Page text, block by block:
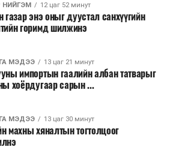
тогтов.
салбарт сонгон шалгаруулалт
18 хэм дулаан
төсөл хэрэгжиж, авто замын
дагуух автомашинуудын
жилд 446 тэрбум төгрөгт хүрэх
техник, эдийн засгийн
иргэдийн зорчих хугацаа
үүдэлтэй эдийн засгийн
аюулгүй, найдвартай,
нийтийн тээврийн шинэ
НИЙГЭМ 12 цаг 52 минут
газар энэ оныг дуустал санхүүгийн
горимд шилжинэ
МЭДЭЭ 13 цаг 21 минут
импортын гаалийн албан татварыг
хоёрдугаар сарын ...
МЭДЭЭ 13 цаг 30 минут
махны хяналтын тогтолцоог